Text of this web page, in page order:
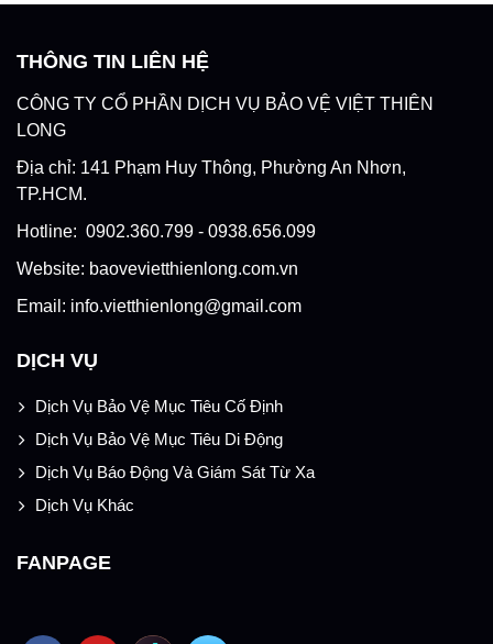
THÔNG TIN LIÊN HỆ
CÔNG TY CỔ PHẦN DỊCH VỤ BẢO VỆ VIỆT THIÊN
LONG
Địa chỉ: 141 Phạm Huy Thông, Phường An Nhơn,
TP.HCM.
Hotline: 0902.360.799 - 0938.656.099
Website: baovevietthienlong.com.vn
Email: info.vietthienlong@gmail.com
DỊCH VỤ
Dịch Vụ Bảo Vệ Mục Tiêu Cố Định
Dịch Vụ Bảo Vệ Mục Tiêu Di Động
Dịch Vụ Báo Động Và Giám Sát Từ Xa
Dịch Vụ Khác
FANPAGE